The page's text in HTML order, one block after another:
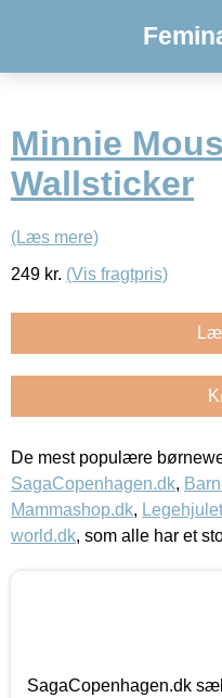
Minnie
Wallsticker
(Læs mere)
249 kr. (Vis fragtpris)
De mest populære
SagaCopenhagen.dk,
Mammashop.dk,
world.dk, som alle har et
SagaCopenhagen.dk